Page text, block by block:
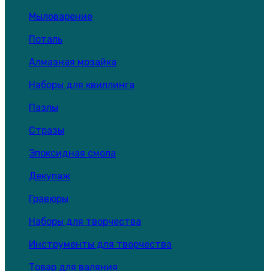
Мыловарение
Поталь
Алмазная мозайка
Наборы для квиллинга
Пазлы
Стразы
Эпоксидная смола
Декупаж
Гравюры
Наборы для творчества
Инструменты для творчества
Товар для валяния